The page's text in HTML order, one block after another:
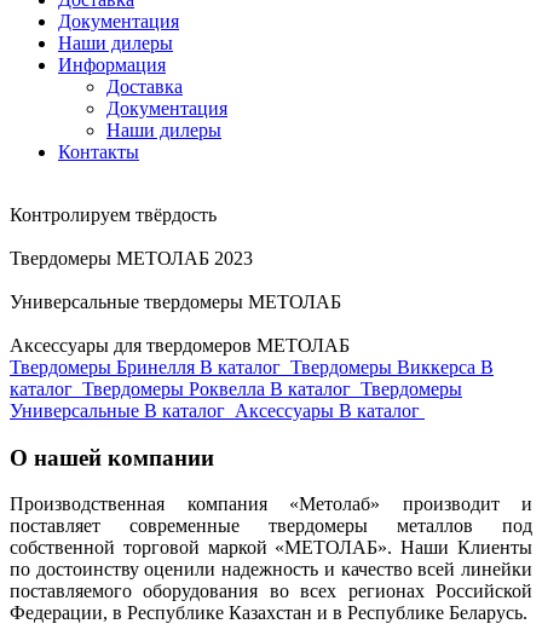
Документация
Наши дилеры
Информация
Доставка
Документация
Наши дилеры
Контакты
Контролируем твёрдость
Твердомеры МЕТОЛАБ 2023
Универсальные твердомеры МЕТОЛАБ
Аксессуары для твердомеров МЕТОЛАБ
Твердомеры Бринелля В каталог Твердомеры Виккерса В
каталог Твердомеры Роквелла В каталог Твердомеры
Универсальные В каталог Аксессуары В каталог
О нашей компании
Производственная компания «Метолаб» производит и
поставляет современные твердомеры металлов под
собственной торговой маркой «МЕТОЛАБ». Наши Клиенты
по достоинству оценили надежность и качество всей линейки
поставляемого оборудования во всех регионах Российской
Федерации, в Республике Казахстан и в Республике Беларусь.